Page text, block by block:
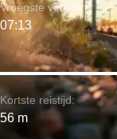
Kortste reistijd:
56 m
Vroegste vertrek:
07:13